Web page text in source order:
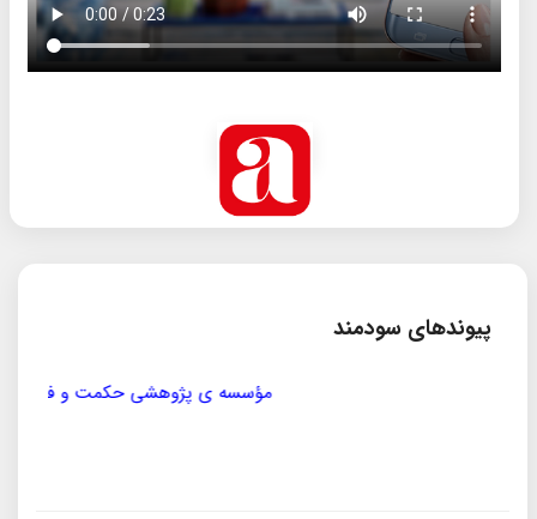
پیوندهای سودمند
مؤسسه ی پژوهشی حکمت و فلسفه ی ایران